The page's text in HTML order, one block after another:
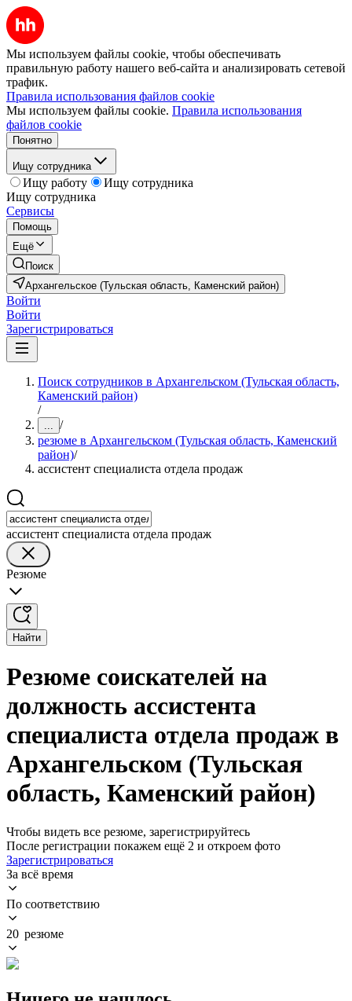
Мы используем файлы cookie, чтобы обеспечивать
правильную работу нашего веб-сайта и анализировать сетевой
трафик.
Правила использования файлов cookie
Мы используем файлы cookie. Правила использования
файлов cookie
Понятно
Ищу сотрудника
Ищу работу
Ищу сотрудника
Ищу сотрудника
Сервисы
Помощь
Ещё
Поиск
Архангельское (Тульская область, Каменский район)
Войти
Войти
Зарегистрироваться
Поиск сотрудников в Архангельском (Тульская область,
Каменский район)
/
... /
резюме в Архангельском (Тульская область, Каменский
район)/
ассистент специалиста отдела продаж
ассистент специалиста отдела продаж
Резюме
Найти
Резюме соискателей на
должность ассистента
специалиста отдела продаж в
Архангельском (Тульская
область, Каменский район)
Чтобы видеть все резюме, зарегистрируйтесь
После регистрации покажем ещё 2 и откроем фото
Зарегистрироваться
За всё время
По соответствию
20 резюме